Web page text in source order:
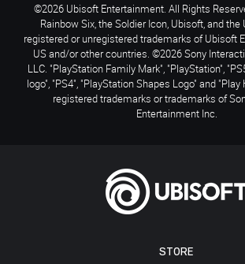
STORE
©2026 Ubisoft Entertainment. All Rights
Rainbow Six, the Soldier Icon, Ubisoft, and
registered or unregistered trademarks of Ubisoft
US and/or other countries. ©2026 Sony
LLC. "PlayStation Family Mark", "PlayStation",
logo", "PS4", "PlayStation Shapes Logo" and
registered trademarks or trademarks of
Entertainment Inc.